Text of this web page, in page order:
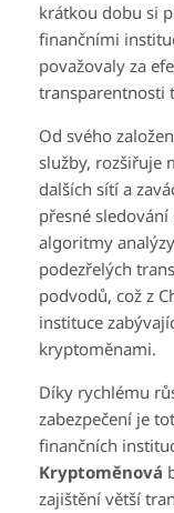
krátkou dobu si
finančními
považovaly za
transparentnosti
Od svého
služby, rozšiřuje
dalších sítí a
přesné
algoritmy
podezřelých
podvodů, což z
instituce
kryptoměnami.
Díky rychlému
zabezpečení je
finančních
Kryptoměnová
zajištění větší